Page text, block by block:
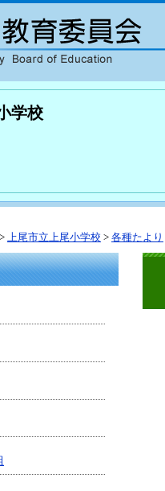
学校
> 上尾市立上尾小学校 > 各種たより